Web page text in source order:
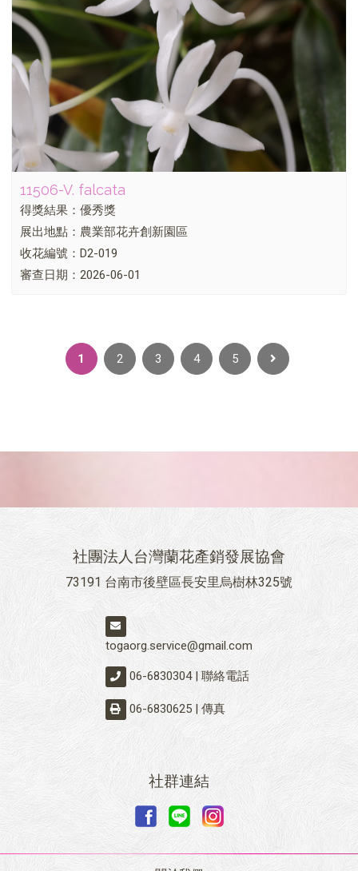
11506-V. falcata
得獎結果：優秀獎
展出地點：農業部花卉創新園區
收花編號：D2-019
審查日期：2026-06-01
1 2 3 4 5
社團法人台灣蘭花產銷發展協會
73191 台南市後壁區長安里烏樹林325號
togaorg.service@gmail.com
06-6830304 | 聯絡電話
06-6830625 | 傳真
社群連結